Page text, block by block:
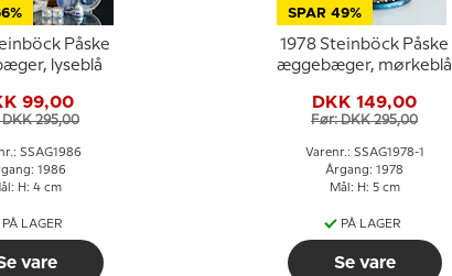
Påske
lyseblå
99,00
295,00
SSAG1986
1986
H: 4 cm
PÅ LAGER
vare
SPAR 49%
1978 Steinböck Påske
æggebæger, mørkeblå
DKK 149,00
Før: DKK 295,00
Varenr.: SSAG1978-1
Årgang: 1978
Mål: H: 5 cm
PÅ LAGER
Se vare